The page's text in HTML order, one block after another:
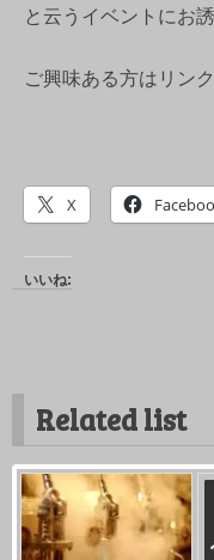
と云うイベントにお
ご興味ある方はリン
X
いいね:
Related list